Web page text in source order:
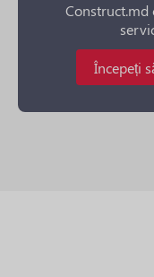
Construct.md
Începeți